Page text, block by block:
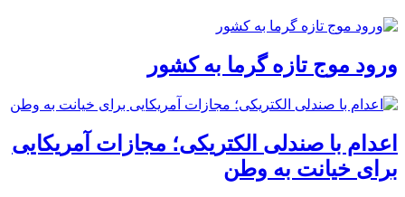
ورود موج تازه گرما به کشور
اعدام با صندلی الکتریکی؛ مجازات آمریکایی
برای خیانت به وطن